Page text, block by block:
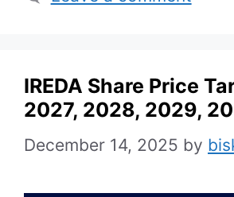
IREDA Share Price
2027, 2028, 2029,
December 14, 2025 by